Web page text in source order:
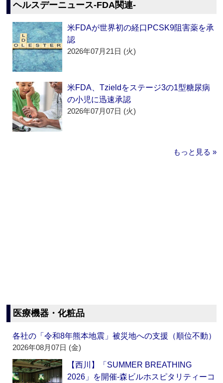
ヘルスデーニュース‐FDA関連‐
米FDAが世界初の経口PCSK9阻害薬を承
認
2026年07月21日 (火)
米FDA、Tzieldをステージ3の1型糖尿病
の小児に迅速承認
2026年07月07日 (火)
もっと見る »
医療機器・化粧品
各社の「令和8年熊本地震」被災地への支援（順位不動）
2026年08月07日 (金)
【西川】「SUMMER BREATHING
2026」を開催‐森ビルホスピタリティーコ